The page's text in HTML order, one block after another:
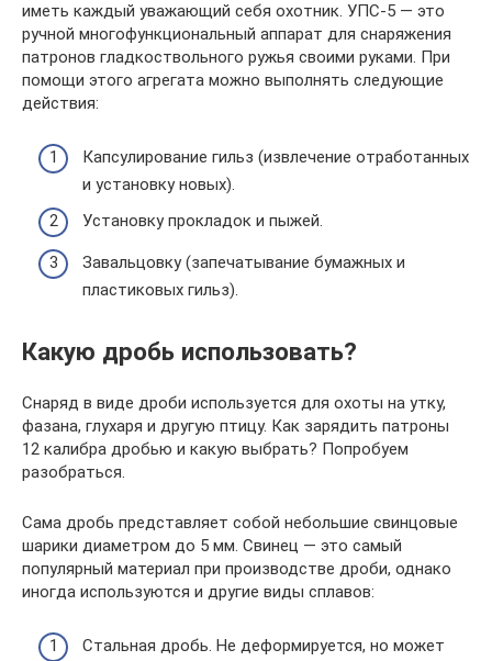
иметь каждый уважающий себя охотник. УПС-5 — это
ручной многофункциональный аппарат для снаряжения
патронов гладкоствольного ружья своими руками. При
помощи этого агрегата можно выполнять следующие
действия:
Капсулирование гильз (извлечение отработанных
и установку новых).
Установку прокладок и пыжей.
Завальцовку (запечатывание бумажных и
пластиковых гильз).
Какую дробь использовать?
Снаряд в виде дроби используется для охоты на утку,
фазана, глухаря и другую птицу. Как зарядить патроны
12 калибра дробью и какую выбрать? Попробуем
разобраться.
Сама дробь представляет собой небольшие свинцовые
шарики диаметром до 5 мм. Свинец — это самый
популярный материал при производстве дроби, однако
иногда используются и другие виды сплавов:
Стальная дробь. Не деформируется, но может